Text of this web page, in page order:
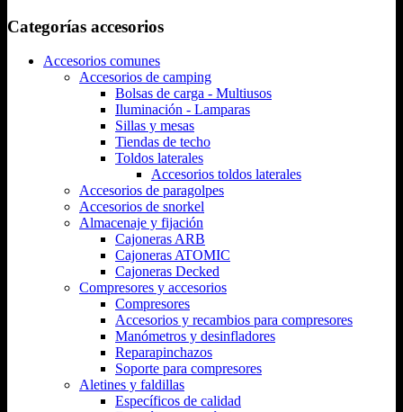
Categorías accesorios
Accesorios comunes
Accesorios de camping
Bolsas de carga - Multiusos
Iluminación - Lamparas
Sillas y mesas
Tiendas de techo
Toldos laterales
Accesorios toldos laterales
Accesorios de paragolpes
Accesorios de snorkel
Almacenaje y fijación
Cajoneras ARB
Cajoneras ATOMIC
Cajoneras Decked
Compresores y accesorios
Compresores
Accesorios y recambios para compresores
Manómetros y desinfladores
Reparapinchazos
Soporte para compresores
Aletines y faldillas
Específicos de calidad